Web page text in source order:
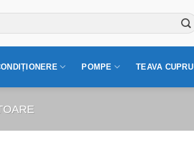
POMPE TEAVA CUPRU